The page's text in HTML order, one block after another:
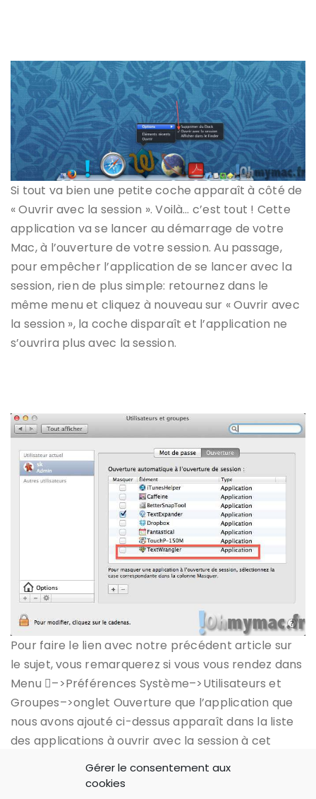
Gérer le consentement aux
cookies
Si tout va bien une petite coche apparaît à côté de
« Ouvrir avec la session ». Voilà… c’est tout ! Cette
application va se lancer au démarrage de votre
Mac, à l’ouverture de votre session. Au passage,
pour empêcher l’application de se lancer avec la
session, rien de plus simple: retournez dans le
même menu et cliquez à nouveau sur « Ouvrir avec
la session », la coche disparaît et l’application ne
s’ouvrira plus avec la session.
Pour faire le lien avec notre précédent article sur
le sujet, vous remarquerez si vous vous rendez dans
Menu –>Préférences Système–>Utilisateurs et
Groupes–>onglet Ouverture que l’application que
nous avons ajouté ci-dessus apparaît dans la liste
des applications à ouvrir avec la session à cet